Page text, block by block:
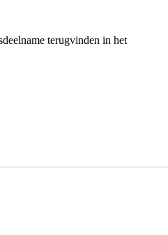
terugvinden in het